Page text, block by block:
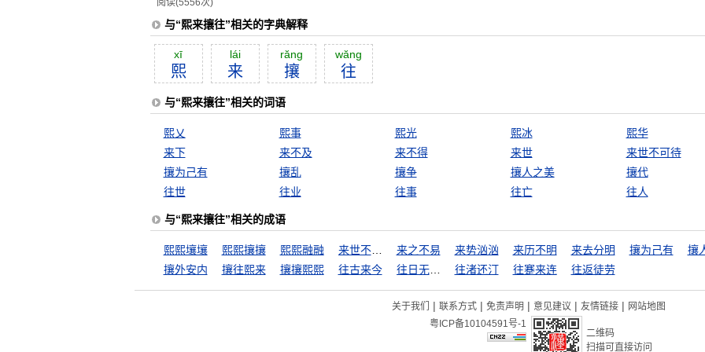
阅读(5556次)
与“熙来攘往”相关的字典解释
xī
熙
lái
来
răng
攘
wăng
往
与“熙来攘往”相关的词语
熙乂 熙事 熙光 熙冰
熙华
来下
来不及 来不得 来世
来世不可待
攘为己有
攘乱 攘争 攘人之美
攘代
往世
往业 往事 往亡 往人
与“熙来攘往”相关的成语
熙熙壤壤 熙熙攘攘 熙熙融融 来世不可待 来之不易 来势汹汹 来历不明 来去分明 攘为己有
攘
攘外安内
攘往熙来 攘攘熙熙 往古来今 往日无冤，近日无仇 往渚还汀 往蹇来连 往返徒劳
关于我们 | 联系方式 | 免责声明 | 意见建议 | 友情链接 | 网站地图
粤ICP备10104591号-1
二维码
扫描可直接访问